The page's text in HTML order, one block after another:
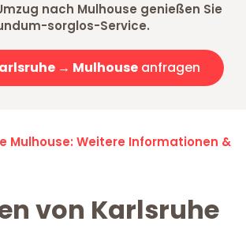
nach Mulhouse genießen Sie
sorglos-Service.
→ Mulhouseanfragen
Mulhouse: Weitere Informationen &
von Karlsruhe